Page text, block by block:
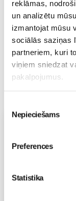
reklāmas,
un analizētu
izmantojat mūsu
sociālās saziņas
partneriem, kuri
viņiem sniedzat
pakalpojumus.
izvēle
Nepieciešams
Preferences
Statistika
Grūtnieču
masāža
10.08 11:30-15:30